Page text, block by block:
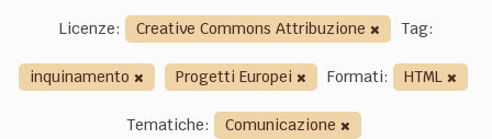
Licenze: Creative Commons Attribuzione
Tag:
inquinamento
Progetti Europei Formati:
HTML
Tematiche:
Comunicazione